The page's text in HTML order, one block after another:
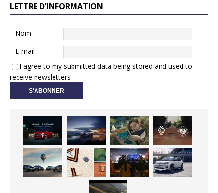
LETTRE D’INFORMATION
Nom
E-mail
I agree to my submitted data being stored and used to
receive newsletters